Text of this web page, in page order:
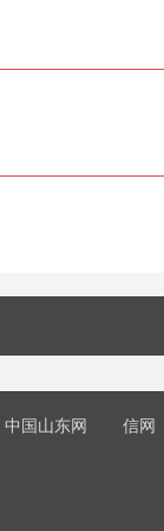
中国山东网 信网